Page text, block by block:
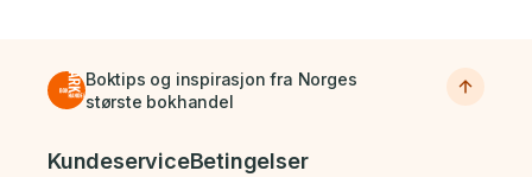
Boktips og inspirasjon fra Norges
største bokhandel
Bunnmeny
KundeserviceBetingelser